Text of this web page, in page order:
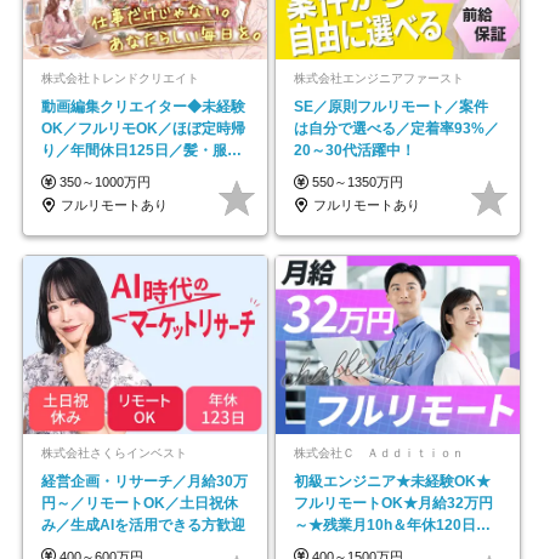
株式会社トレンドクリエイト
動画編集クリエイター◆未経験
OK／フルリモOK／ほぼ定時帰
り／年間休日125日／髪・服・
ネイル自由／副業OK
350～1000万円
フルリモートあり
株式会社エンジニアファースト
SE／原則フルリモート／案件
は自分で選べる／定着率93%／
20～30代活躍中！
550～1350万円
フルリモートあり
株式会社さくらインベスト
経営企画・リサーチ／月給30万
円～／リモートOK／土日祝休
み／生成AIを活用できる方歓迎
株式会社Ｃ Ａｄｄｉｔｉｏｎ
初級エンジニア★未経験OK★
フルリモートOK★月給32万円
～★残業月10h＆年休120日以
上★副業可